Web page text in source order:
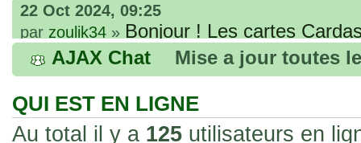
22 Oct 2024, 09:25
par zoulik34 » Bonjour ! Les cartes
que vous avez commandées, sont
fines et souples. Cela fait partie de
les rend faciles à manipuler et à
sur l'authenticité ou la qualité de votre
AJAX Chat Mise a jour toutes
QUI EST EN LIGNE
Au total il y a 125 utilisateurs en